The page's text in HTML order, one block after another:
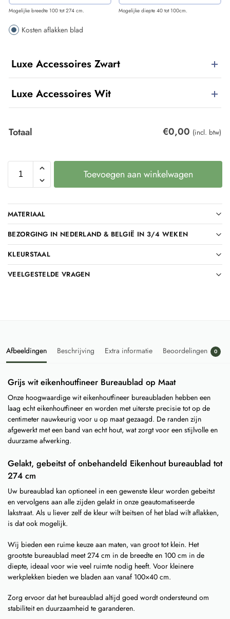
Mogelijke breedte 100 tot 274 cm. Mogelijke diepte 40 tot 100cm.
Kosten aflakken blad
Luxe Accessoires Zwart
Luxe Accessoires Wit
Totaal €0,00 (incl. btw)
Toevoegen aan winkelwagen
MATERIAAL
BEZORGING IN NEDERLAND & BELGIË IN 3/4 WEKEN
KLEURSTAAL
VEELGESTELDE VRAGEN
Afbeeldingen Beschrijving Extra informatie Beoordelingen 0
Grijs wit eikenhoutfineer Bureaublad op Maat
Onze hoogwaardige wit eikenhoutfineer bureaubladen hebben een
laag echt eikenhoutfineer en worden met uiterste precisie tot op de
centimeter nauwkeurig voor u op maat gezaagd. De randen zijn
afgewerkt met een band van echt hout, wat zorgt voor een stijlvolle en
duurzame afwerking.
Gelakt, gebeitst of onbehandeld Eikenhout bureaublad tot
274 cm
Uw bureaublad kan optioneel in een gewenste kleur worden gebeitst
en vervolgens aan alle zijden gelakt in onze geautomatiseerde
lakstraat. Als u liever zelf de kleur wilt beitsen of het blad wilt aflakken,
is dat ook mogelijk.
Wij bieden een ruime keuze aan maten, van groot tot klein. Het
grootste bureaublad meet 274 cm in de breedte en 100 cm in de
diepte, ideaal voor wie veel ruimte nodig heeft. Voor kleinere
werkplekken bieden we bladen aan vanaf 100×40 cm.
Zorg ervoor dat het bureaublad altijd goed wordt ondersteund om
stabiliteit en duurzaamheid te garanderen.